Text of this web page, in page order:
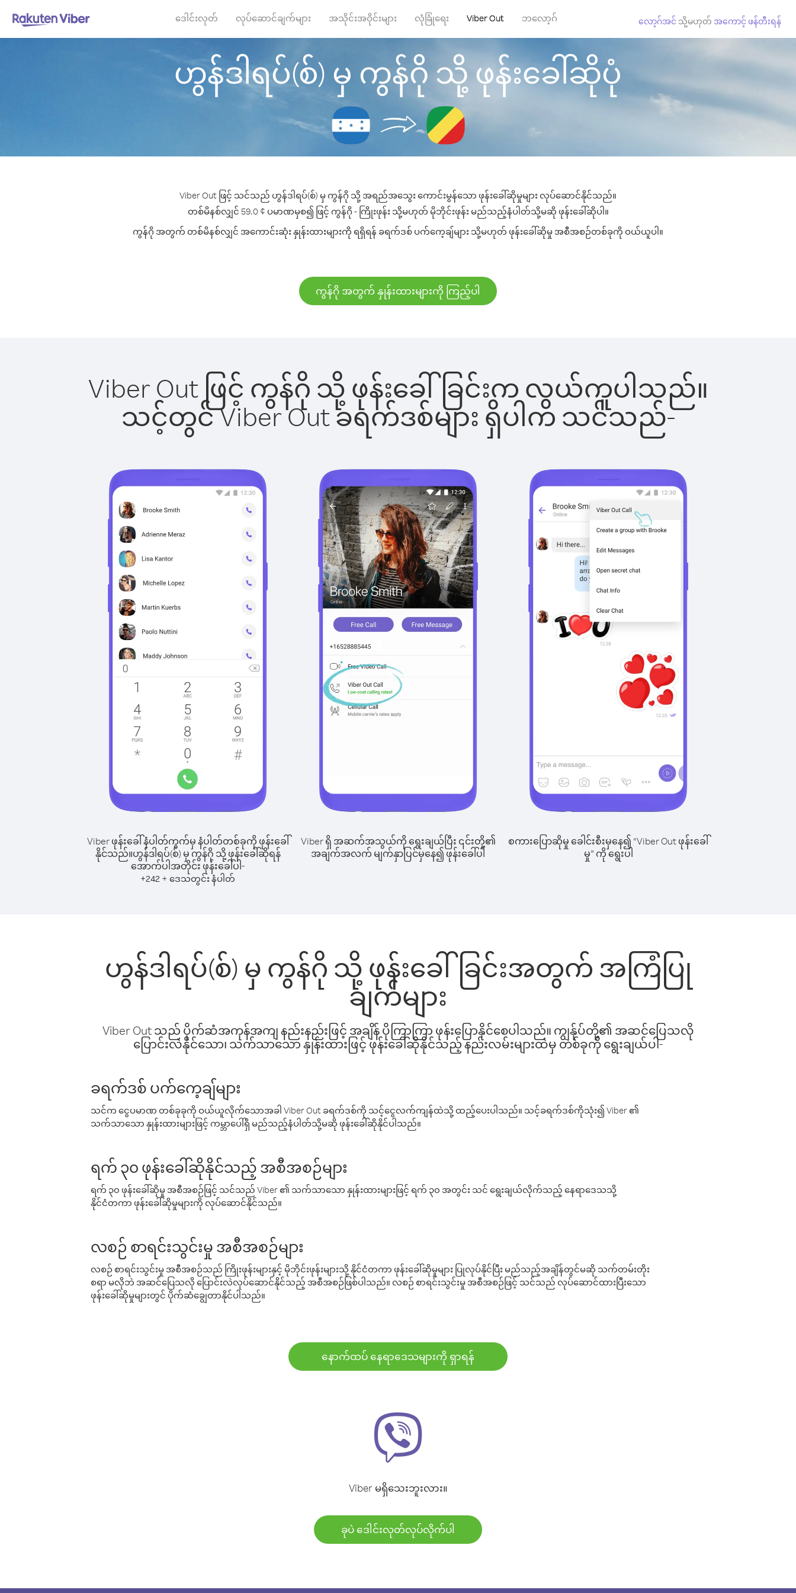
ဒေါင်းလုတ် လုပ်ဆောင်ချက်များ အသိုင်းအဝိုင်းများ လုံခြုံရေး Viber Out ဘလော့ဂ် လော့ဂ်အင် သို့မဟုတ် အကောင့် ဖန်တီးရန်
ဟွန်ဒါရပ်(စ်) မှ ကွန်ဂို သို့ ဖုန်းခေါ်ဆိုပုံ
Viber Out ဖြင့် သင်သည် ဟွန်ဒါရပ်(စ်) မှ ကွန်ဂို သို့ အရည်အသွေး ကောင်းမွန်သော ဖုန်းခေါ်ဆိုမှုများ လုပ်ဆောင်နိုင်သည်။
တစ်မိနစ်လျှင် 59.0 ¢ ပမာဏမှစ၍ ဖြင့် ကွန်ဂို - ကြိုးဖုန်း သို့မဟုတ် မိုဘိုင်းဖုန်း မည်သည့်နံပါတ်သို့မဆို ဖုန်းခေါ်ဆိုပါ။
ကွန်ဂို အတွက် တစ်မိနစ်လျှင် အကောင်းဆုံး နှုန်းထားများကို ရရှိရန် ခရက်ဒစ် ပက်ကေ့ချ်များ သို့မဟုတ် ဖုန်းခေါ်ဆိုမှု အစီအစဉ်တစ်ခုကို ဝယ်ယူပါ။
ကွန်ဂို အတွက် နှုန်းထားများကို ကြည့်ပါ
Viber Out ဖြင့် ကွန်ဂို သို့ ဖုန်းခေါ်ခြင်းက လွယ်ကူပါသည်။
သင့်တွင် Viber Out ခရက်ဒစ်များ ရှိပါက သင်သည်-
Viber ဖုန်းခေါ်နံပါတ်ကွက်မှ နံပါတ်တစ်ခုကို ဖုန်းခေါ်
နိုင်သည်။ဟွန်ဒါရပ်(စ်) မှ ကွန်ဂို သို့ ဖုန်းခေါ်ဆိုရန်
အောက်ပါအတိုင်း ဖုန်းခေါ်ပါ-
+242 + ဒေသတွင်း နံပါတ်
Viber ရှိ အဆက်အသွယ်ကို ရွေးချယ်ပြီး ၎င်းတို့၏
အချက်အလက် မျက်နှာပြင်မှနေ၍ ဖုန်းခေါ်ပါ
စကားပြောဆိုမှု ခေါင်းစီးမှနေ၍ “Viber Out ဖုန်းခေါ်
မှု” ကို ရွေးပါ
ဟွန်ဒါရပ်(စ်) မှ ကွန်ဂို သို့ ဖုန်းခေါ်ခြင်းအတွက် အကြံပြု
ချက်များ
Viber Out သည် ပိုက်ဆံအကုန်အကျ နည်းနည်းဖြင့် အချိန် ပိုကြာကြာ ဖုန်းပြောနိုင်စေပါသည်။ ကျွန်ုပ်တို့၏ အဆင်ပြေသလို
ပြောင်းလဲနိုင်သော၊ သက်သာသော နှုန်းထားဖြင့် ဖုန်းခေါ်ဆိုနိုင်သည့် နည်းလမ်းများထဲမှ တစ်ခုကို ရွေးချယ်ပါ-
ခရက်ဒစ် ပက်ကေ့ချ်များ
သင်က ငွေပမာဏ တစ်ခုခုကို ဝယ်ယူလိုက်သောအခါ Viber Out ခရက်ဒစ်ကို သင့်ငွေလက်ကျန်ထဲသို့ ထည့်ပေးပါသည်။ သင့်ခရက်ဒစ်ကိုသုံး၍ Viber ၏
သက်သာသော နှုန်းထားများဖြင့် ကမ္ဘာပေါ်ရှိ မည်သည့်နံပါတ်သို့မဆို ဖုန်းခေါ်ဆိုနိုင်ပါသည်။
ရက် ၃၀ ဖုန်းခေါ်ဆိုနိုင်သည့် အစီအစဉ်များ
ရက် ၃၀ ဖုန်းခေါ်ဆိုမှု အစီအစဉ်ဖြင့် သင်သည် Viber ၏ သက်သာသော နှုန်းထားများဖြင့် ရက် ၃၀ အတွင်း သင် ရွေးချယ်လိုက်သည့် နေရာဒေသသို့
နိုင်ငံတကာ ဖုန်းခေါ်ဆိုမှုများကို လုပ်ဆောင်နိုင်သည်။
လစဉ် စာရင်းသွင်းမှု အစီအစဉ်များ
လစဉ် စာရင်းသွင်းမှု အစီအစဉ်သည် ကြိုးဖုန်းများနှင့် မိုဘိုင်းဖုန်းများသို့ နိုင်ငံတကာ ဖုန်းခေါ်ဆိုမှုများ ပြုလုပ်နိုင်ပြီး မည်သည့်အချိန်တွင်မဆို သက်တမ်းတိုး
စရာ မလိုဘဲ အဆင်ပြေသလို ပြောင်းလဲလုပ်ဆောင်နိုင်သည့် အစီအစဉ်ဖြစ်ပါသည်။ လစဉ် စာရင်းသွင်းမှု အစီအစဉ်ဖြင့် သင်သည် လုပ်ဆောင်ထားပြီးသော
ဖုန်းခေါ်ဆိုမှုများတွင် ပိုက်ဆံချွေတာနိုင်ပါသည်။
နောက်ထပ် နေရာဒေသများကို ရှာရန်
Viber မရှိသေးဘူးလား။
ခုပဲ ဒေါင်းလုတ်လုပ်လိုက်ပါ